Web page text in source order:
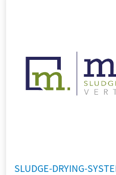
SLUDGE-DRYING-